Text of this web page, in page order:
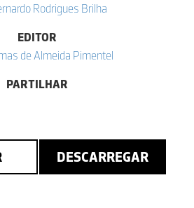
Rodrigues Brilha
EDITOR
de Almeida Pimentel
PARTILHAR
DESCARREGAR